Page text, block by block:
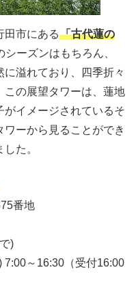
田市にある「古代蓮の
ーズンはもちろん、
溢れており、四季折々
この展望タワーは、蓮地
イメージされているそ
ーから見ることができ
た。
番地
)
7:00～16:30（受付16:00